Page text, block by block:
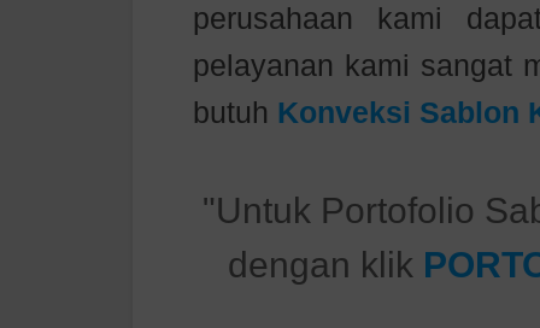
perusahaan kami
pelayanan kami sangat
butuh Konveksi Sablon
"Untuk Portofolio
dengan klik